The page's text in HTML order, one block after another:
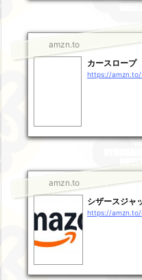
amzn.to
カースロープ
https://amzn.to/
amzn.to
シザースジャ
https://amzn.to/